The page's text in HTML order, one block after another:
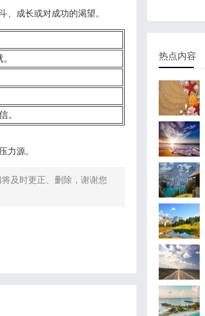
成长或对成功的渴望。
。
力源。
及时更正、删除，谢谢您
热点内容